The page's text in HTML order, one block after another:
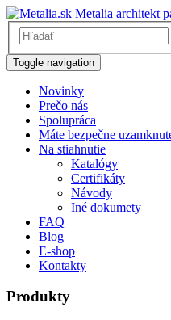
Metalia architekt
Toggle navigation
Novinky
Prečo nás
Spolupráca
Máte bezpečne
Na stiahnutie
Katalógy
Certifikáty
Návody
Iné dokumety
FAQ
Blog
E-shop
Kontakty
Produkty